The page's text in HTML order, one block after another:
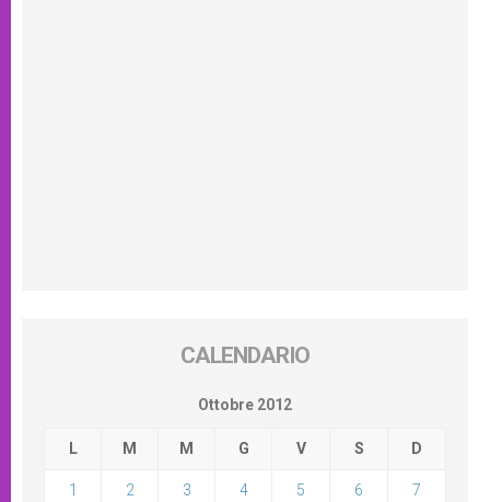
CALENDARIO
Ottobre 2012
L M M G V S D
1 2 3 4 5 6 7